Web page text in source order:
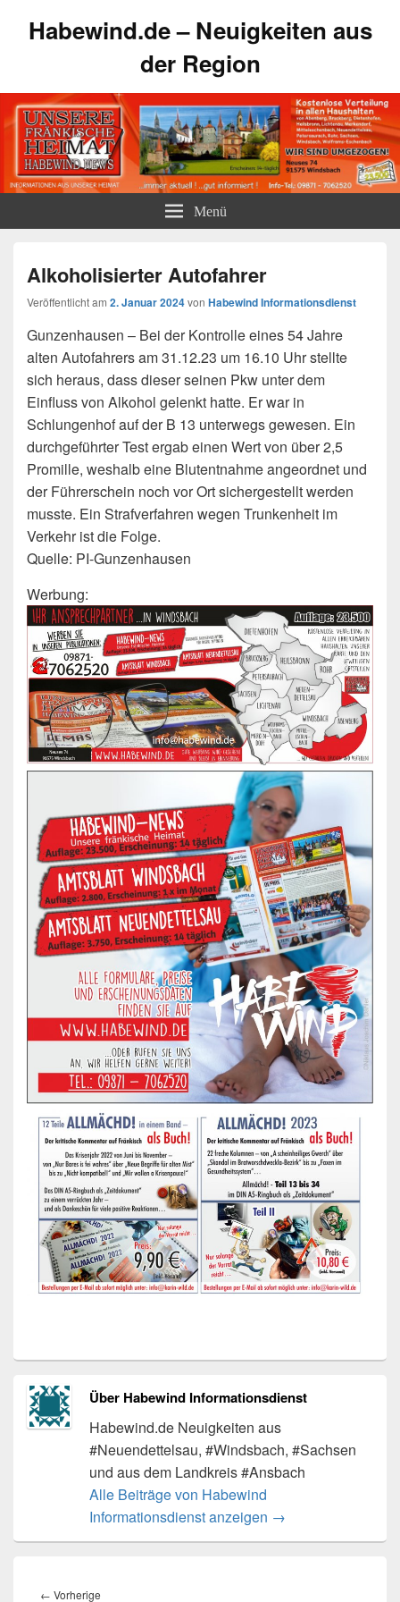
Habewind.de – Neuigkeiten aus
der Region
Menü
Alkoholisierter Autofahrer
Veröffentlicht am 2. Januar 2024von Habewind Informationsdienst
Gunzenhausen – Bei der Kontrolle eines 54 Jahre
alten Autofahrers am 31.12.23 um 16.10 Uhr stellte
sich heraus, dass dieserseinen Pkw unter dem
Einfluss von Alkohol gelenkt hatte. Er war in
Schlungenhof auf der B 13 unterwegs gewesen. Ein
durchgeführter Test ergab einen Wert von über 2,5
Promille, weshalb eine Blutentnahme angeordnet und
der Führerschein noch vor Ort sichergestellt werden
musste. Ein Strafverfahren wegen Trunkenheit im
Verkehr ist die Folge.
Quelle: PI-Gunzenhausen
Werbung:
Über Habewind Informationsdienst
Habewind.de Neuigkeiten aus
#Neuendettelsau, #Windsbach, #Sachsen
und aus dem Landkreis #Ansbach
Alle Beiträge von Habewind
Informationsdienst anzeigen →
← Vorherige